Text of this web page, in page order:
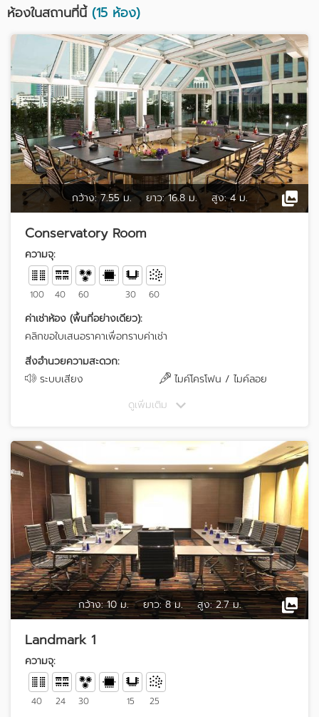
ห้องในสถานที่นี้(15 ห้อง)
กว้าง: 7.55 ม. ยาว: 16.8 ม. สูง: 4 ม.
Conservatory Room
ความจุ:
100 40 60 30 60
ค่าเช่าห้อง (พื้นที่อย่างเดียว):
คลิกขอใบเสนอราคาเพื่อทราบค่าเช่า
สิ่งอำนวยความสะดวก:
ระบบเสียง
ไมค์โครโฟน / ไมค์ลอย
ดูเพิ่มเติม
กว้าง: 10 ม. ยาว: 8 ม. สูง: 2.7 ม.
Landmark 1
ความจุ:
40 24 30 15 25